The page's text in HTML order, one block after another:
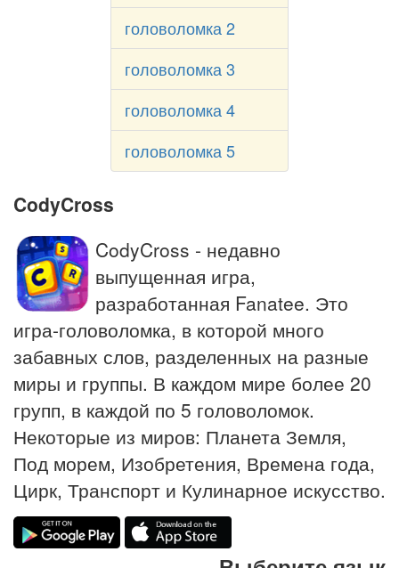
головоломка 2
головоломка 3
головоломка 4
головоломка 5
CodyCross
CodyCross - недавно
выпущенная игра,
разработанная Fanatee. Это
игра-головоломка, в которой много
забавных слов, разделенных на разные
миры и группы. В каждом мире более 20
групп, в каждой по 5 головоломок.
Некоторые из миров: Планета Земля,
Под морем, Изобретения, Времена года,
Цирк, Транспорт и Кулинарное искусство.